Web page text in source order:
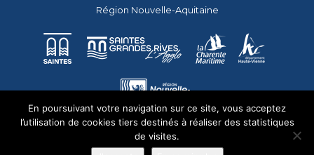
Région Nouvelle-Aquitaine
En poursuivant votre navigation sur ce site, vous acceptez
l’utilisation de cookies tiers destinés à réaliser des statistiques
de visites.